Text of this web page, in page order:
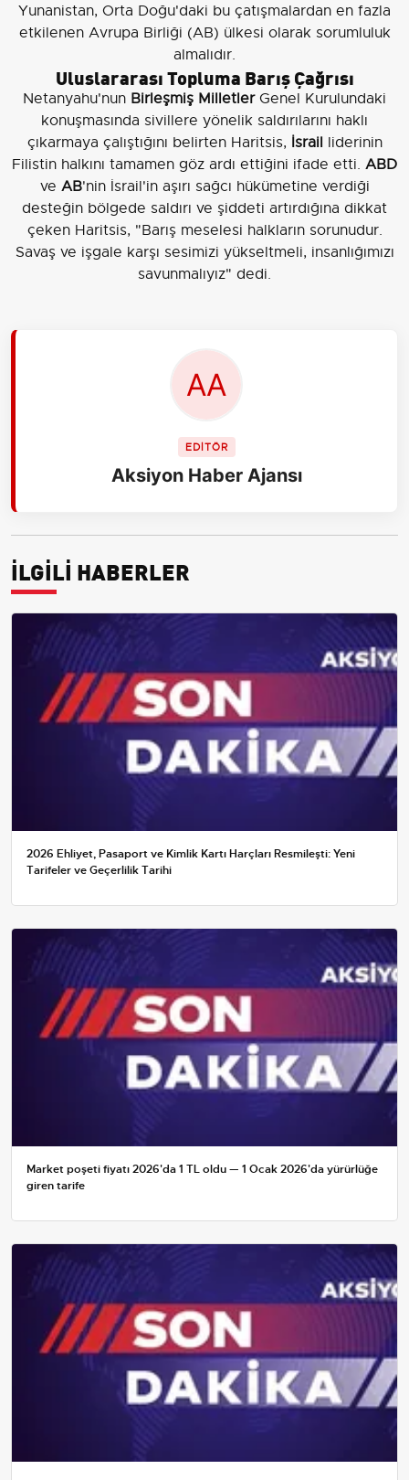
Yunanistan, Orta Doğu'daki bu çatışmalardan en fazla
etkilenen Avrupa Birliği (AB) ülkesi olarak sorumluluk
almalıdır.
Uluslararası Topluma Barış Çağrısı
Netanyahu'nun Birleşmiş MilletlerGenel Kurulundaki
konuşmasında sivillere yönelik saldırılarını haklı
çıkarmaya çalıştığını belirten Haritsis, İsrail liderinin
Filistin halkını tamamen göz ardı ettiğini ifade etti. ABD
ve AB'nin İsrail'in aşırı sağcı hükümetine verdiği
desteğin bölgede saldırı ve şiddeti artırdığına dikkat
çeken Haritsis, "Barış meselesi halkların sorunudur.
Savaş ve işgale karşı sesimizi yükseltmeli, insanlığımızı
savunmalıyız" dedi.
EDİTÖR
Aksiyon Haber Ajansı
İLGİLİ HABERLER
2026 Ehliyet, Pasaport ve Kimlik Kartı Harçları Resmileşti: Yeni
Tarifeler ve Geçerlilik Tarihi
Market poşeti fiyatı 2026'da 1 TL oldu — 1 Ocak 2026'da yürürlüğe
giren tarife